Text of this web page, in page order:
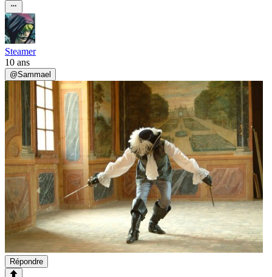
Steamer
10 ans
@Sammael
Répondre